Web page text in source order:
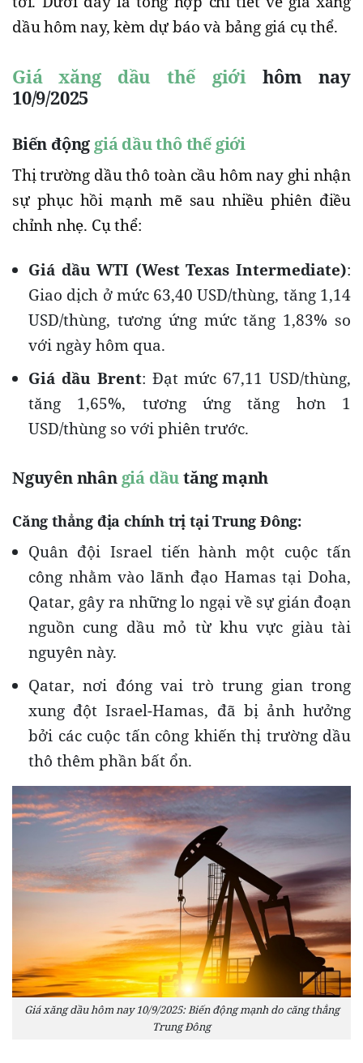
dầu hôm nay, kèm dự báo và bảng giá cụ thể.
Giá xăng dầu thế giới hôm nay
10/9/2025
Biến động giá dầu thô thế giới
Thị trường dầu thô toàn cầu hôm nay ghi nhận
sự phục hồi mạnh mẽ sau nhiều phiên điều
chỉnh nhẹ. Cụ thể:
Giá dầu WTI (West Texas Intermediate):
Giao dịch ở mức 63,40 USD/thùng, tăng 1,14
USD/thùng, tương ứng mức tăng 1,83% so
với ngày hôm qua.
Giá dầu Brent: Đạt mức 67,11 USD/thùng,
tăng 1,65%, tương ứng tăng hơn 1
USD/thùng so với phiên trước.
Nguyên nhân giá dầutăng mạnh
Căng thẳng địa chính trị tại Trung Đông:
Quân đội Israel tiến hành một cuộc tấn
công nhằm vào lãnh đạo Hamas tại Doha,
Qatar, gây ra những lo ngại về sự gián đoạn
nguồn cung dầu mỏ từ khu vực giàu tài
nguyên này.
Qatar, nơi đóng vai trò trung gian trong
xung đột Israel-Hamas, đã bị ảnh hưởng
bởi các cuộc tấn công khiến thị trường dầu
thô thêm phần bất ổn.
Giá xăng dầu hôm nay 10/9/2025: Biến động mạnh do căng thẳng
Trung Đông